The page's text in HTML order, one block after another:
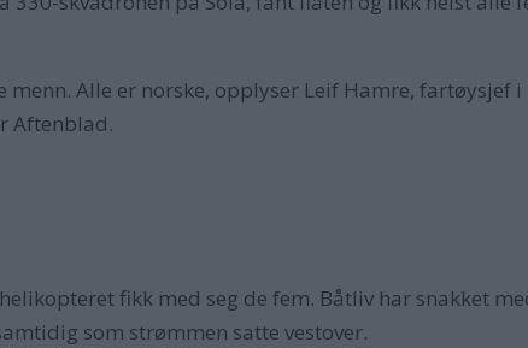
Alle er norske, opplyser Leif Hamre, fartøysjef
Aftenblad.
fikk med seg de fem. Båtliv har snakket
som strømmen satte vestover.